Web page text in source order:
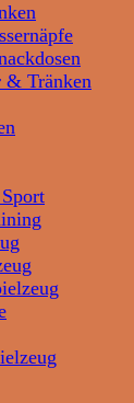
& Tränken